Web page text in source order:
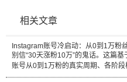
相关文章
Instagram账号冷启动：从0到1万粉
别信“30天涨粉10万”的鬼话。这篇
账号从0到1万粉的真实周期、各阶